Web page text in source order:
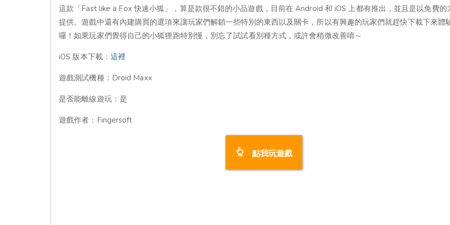
這款「Fast like a Fox 快速小狐」，算是款很不錯的小品遊戲，目前在 Android 和 iOS 上都有推出，並且是以免費的
提供。遊戲中還有內建購買的選項來讓玩家們解鎖一些特別的東西以及關卡，所以有興趣的玩家們就趕快下載下來體
囉！如果玩家們覺得自己的小狐狸跑特別慢，別忘了試試看別種方式，或許會稍微改善唷～
iOS 版本下載： 這裡
遊戲測試機種：Droid Maxx
是否能離線遊玩：是
遊戲作者：Fingersoft
點我玩遊戲